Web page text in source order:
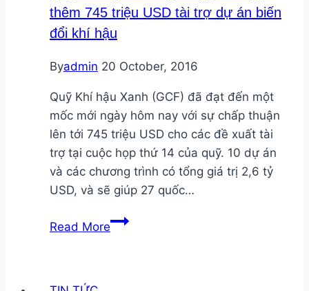
thêm 745 triệu USD tài trợ dự án biến
đổi khí hậu
Byadmin 20 October, 2016
Quỹ Khí hậu Xanh (GCF) đã đạt đến một
mốc mới ngày hôm nay với sự chấp thuận
lên tới 745 triệu USD cho các đề xuất tài
trợ tại cuộc họp thứ 14 của quỹ. 10 dự án
và các chương trình có tổng giá trị 2,6 tỷ
USD, và sẽ giúp 27 quốc…
Read MoreQuỹ